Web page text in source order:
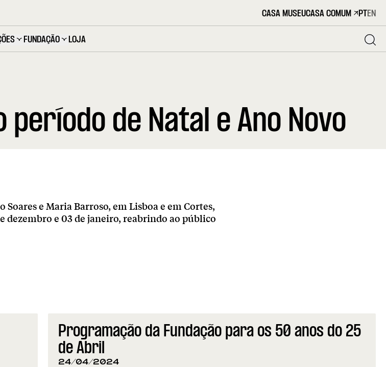
CASA MUSEUCASA COMUM PTEN
FUNDAÇÃO LOJA
de Natal e Ano Novo
Soares e Maria Barroso, em Lisboa e em Cortes,
dezembro e 03 de janeiro, reabrindo ao público
Programação da Fundação para os 50 anos do 25
de Abril
24/04/2024